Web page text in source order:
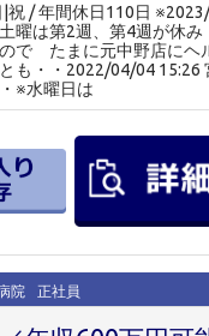
|祝 / 年間休日110日
曜は第2週、第4週が休
で たまに元中野店にヘ
も・・2022/04/04 15:26
※水曜日は
院 正社員